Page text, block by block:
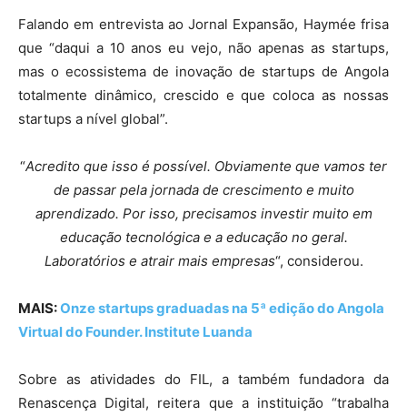
Falando em entrevista ao Jornal Expansão, Haymée frisa
que “daqui a 10 anos eu vejo, não apenas as startups,
mas o ecossistema de inovação de startups de Angola
totalmente dinâmico, crescido e que coloca as nossas
startups a nível global”.
“Acredito que isso é possível. Obviamente que vamos ter
de passar pela jornada de crescimento e muito
aprendizado. Por isso, precisamos investir muito em
educação tecnológica e a educação no geral.
Laboratórios e atrair mais empresas“, considerou.
MAIS:Onze startups graduadas na 5ª edição do Angola
Virtual do Founder. Institute Luanda
Sobre as atividades do FIL, a também fundadora da
Renascença Digital, reitera que a instituição “trabalha